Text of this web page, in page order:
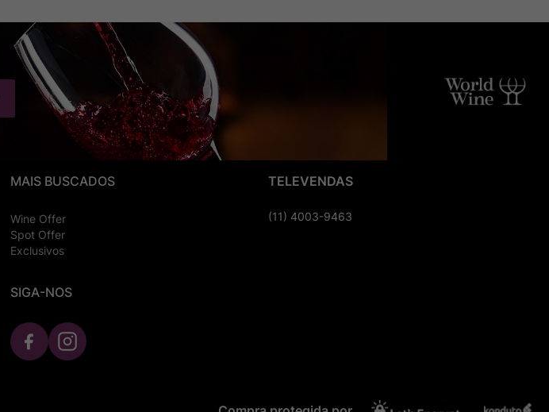
MAIS BUSCADOS
Wine Offer
Spot Offer
Exclusivos
SIGA-NOS
TELEVENDAS
(11) 4003-9463